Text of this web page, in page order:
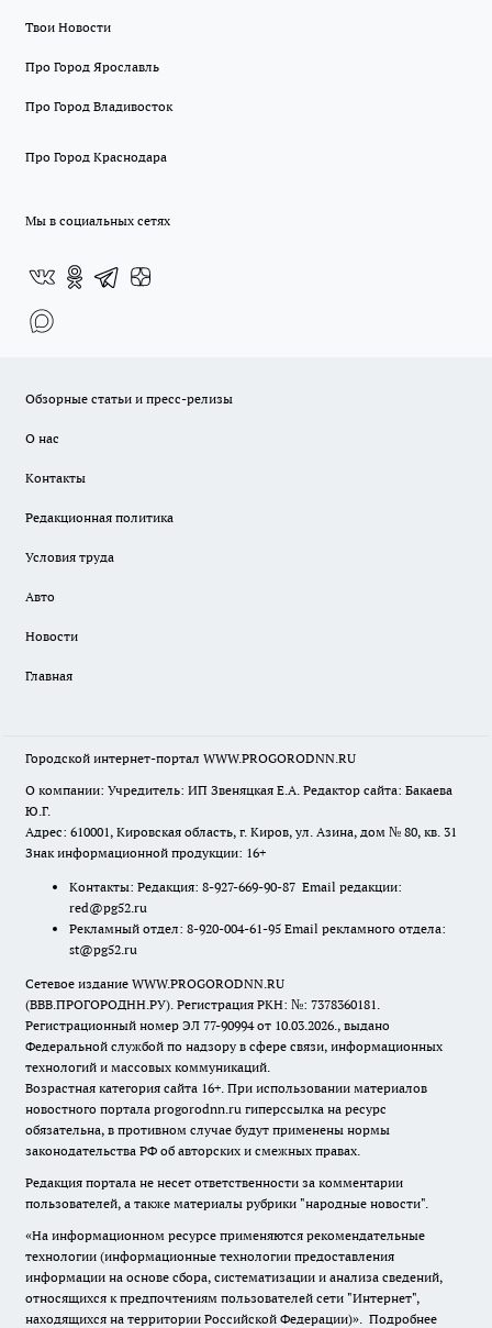
Твои Новости
Про Город Ярославль
Про Город Владивосток
Про Город Краснодара
Мы в социальных сетях
Обзорные статьи и пресс-релизы
О нас
Контакты
Редакционная политика
Условия труда
Авто
Новости
Главная
Городской интернет-портал WWW.PROGORODNN.RU
О компании: Учредитель: ИП Звеняцкая Е.А. Редактор сайта: Бакаева
Ю.Г.
Адрес: 610001, Кировская область, г. Киров, ул. Азина, дом № 80, кв. 31
Знак информационной продукции: 16+
Контакты: Редакция: 8-927-669-90-87 Email редакции:
red@pg52.ru
Рекламный отдел: 8-920-004-61-95 Email рекламного отдела:
st@pg52.ru
Сетевое издание WWW.PROGORODNN.RU
(ВВВ.ПРОГОРОДНН.РУ). Регистрация РКН: №: 7378360181.
Регистрационный номер ЭЛ 77-90994 от 10.03.2026., выдано
Федеральной службой по надзору в сфере связи, информационных
технологий и массовых коммуникаций.
Возрастная категория сайта 16+. При использовании материалов
новостного портала progorodnn.ru гиперссылка на ресурс
обязательна, в противном случае будут применены нормы
законодательства РФ об авторских и смежных правах.
Редакция портала не несет ответственности за комментарии
пользователей, а также материалы рубрики "народные новости".
«На информационном ресурсе применяются рекомендательные
технологии (информационные технологии предоставления
информации на основе сбора, систематизации и анализа сведений,
относящихся к предпочтениям пользователей сети "Интернет",
находящихся на территории Российской Федерации)». Подробнее